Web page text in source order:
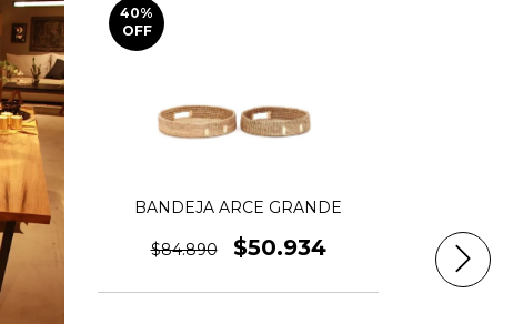
40%
OFF
BANDEJA ARCE GRANDE
$84.890 $50.934